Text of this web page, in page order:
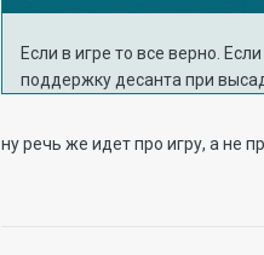
Если в игре то все верно.
поддержку десанта при
ну речь же идет про игру, а не